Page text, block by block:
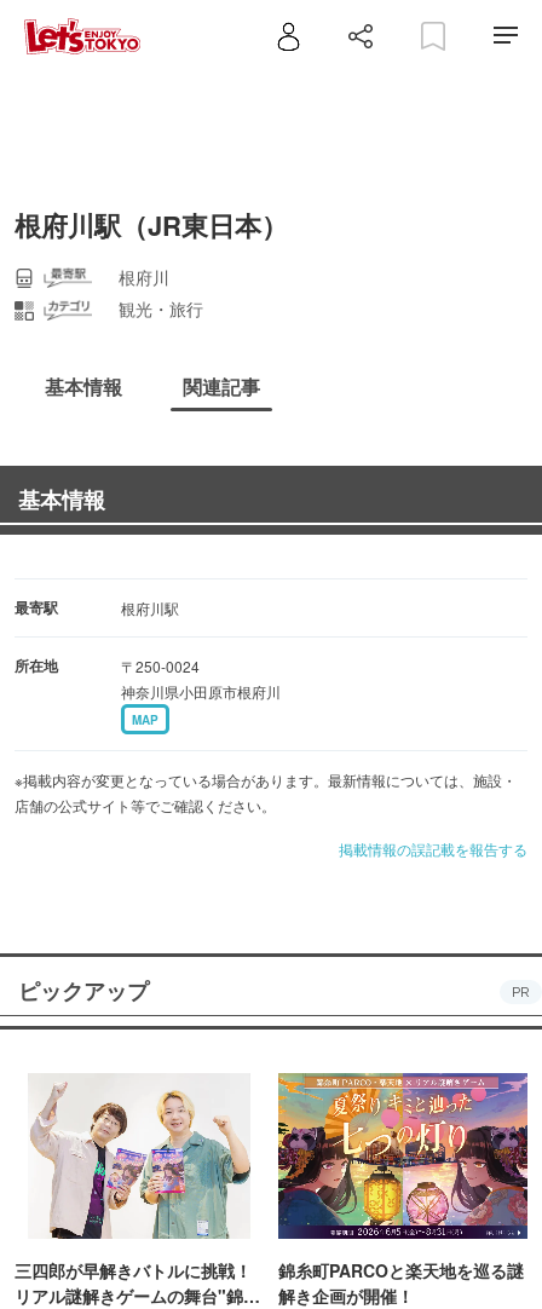
根府川駅（JR東日本）
根府川
観光・旅行
基本情報 関連記事
基本情報
最寄駅 根府川駅
所在地
〒250-0024
神奈川県小田原市根府川
MAP
※掲載内容が変更となっている場合があります。最新情報については、施設・
店舗の公式サイト等でご確認ください。
掲載情報の誤記載を報告する
ピックアップ PR
三四郎が早解きバトルに挑戦！
リアル謎解きゲームの舞台"錦糸
錦糸町PARCOと楽天地を巡る謎
解き企画が開催！